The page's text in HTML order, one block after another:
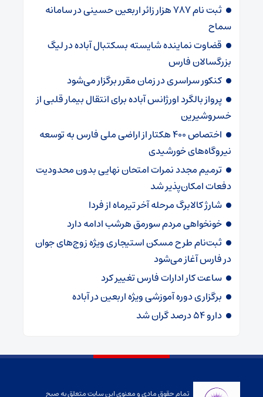
ثبت نام ۷۸۷ هزار زائر اربعین حسینی در سامانه
سماح
قضاوت نماینده شایسته بسکتبال آباده در لیگ
بزرگسالان فارس
کنکور سراسری در زمان مقرر برگزار می‌شود
پرواز بالگرد اورژانس آباده برای انتقال بیمار قلبی از
خسروشیرین
اختصاص ۴۰۰ هکتار از اراضی ملی فارس به توسعه
نیروگاه‌های خورشیدی
ترمیم مجدد نمرات امتحان نهایی بدون محدودیت
دفعات امکان‌پذیر شد
شارژ کالابرگ‌ مرحله آخر تیرماه از فردا
خونخواهی مردم سورمق هرشب ادامه دارد
ثبت‌نام طرح مسکن استیجاری ویژه زوج‌های جوان
در فارس آغاز می‌شود
ساعت کار ادارات فارس تغییر کرد
برگزاری دوره آموزشی ویژه اربعین در آباده
دارو ۵۴ درصد گران شد
تمام حقوق مادی و معنوی این سایت متعلق به صبح